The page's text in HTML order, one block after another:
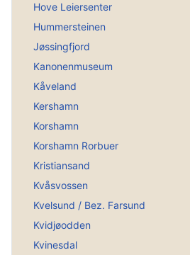
Hove Leiersenter
Hummersteinen
Jøssingfjord
Kanonenmuseum
Kåveland
Kershamn
Korshamn
Korshamn Rorbuer
Kristiansand
Kvåsvossen
Kvelsund / Bez. Farsund
Kvidjøodden
Kvinesdal